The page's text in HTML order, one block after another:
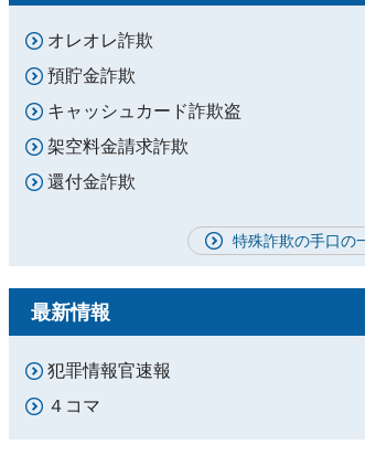
オレオレ詐欺
預貯金詐欺
キャッシュカード詐欺盗
架空料金請求詐欺
還付金詐欺
特殊詐欺の手口の
最新情報
犯罪情報官速報
４コマ